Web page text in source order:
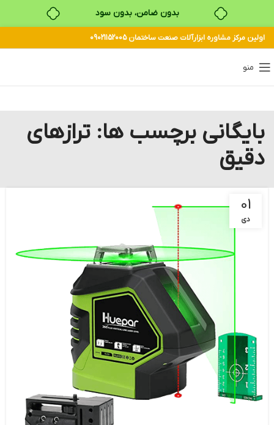
بدون ضامن، بدون سود
خرید قسطی با ترب‌پی
اولین مرکز مشاوره ابزارآلات صنعت ساختمان 09021152005
منو
بایگانی برچسب ها: ترازهای
دقیق
01
دی